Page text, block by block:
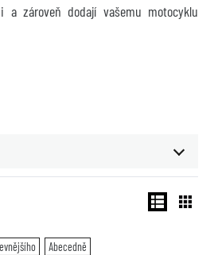
a zároveň dodají vašemu motocyklu
Abecedně